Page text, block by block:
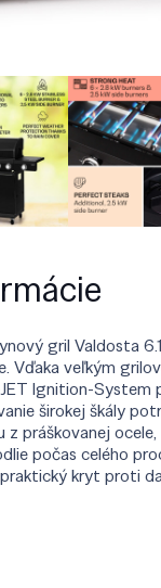
gril Valdosta
Vďaka veľkým
Ignition-
širokej škály
práškovanej
počas celého
kryt proti